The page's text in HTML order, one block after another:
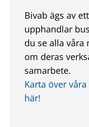
Bivab ägs av
upphandlar
du se alla våra
om deras
samarbete.
Karta över
här!